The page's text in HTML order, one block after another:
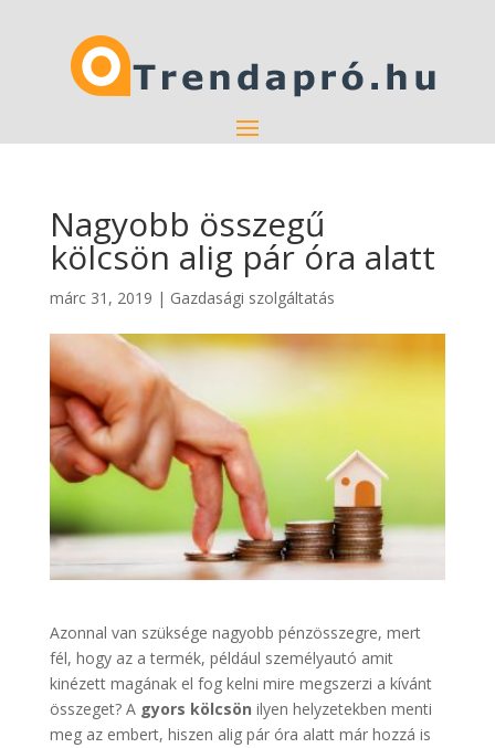
Nagyobb összegű
kölcsön alig pár óra alatt
márc 31, 2019 | Gazdasági szolgáltatás
Azonnal van szüksége nagyobb pénzösszegre, mert
fél, hogy az a termék, például személyautó amit
kinézett magának el fog kelni mire megszerzi a kívánt
összeget? A gyors kölcsön ilyen helyzetekben menti
meg az embert, hiszen alig pár óra alatt már hozzá is